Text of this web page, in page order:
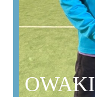
OWAKI